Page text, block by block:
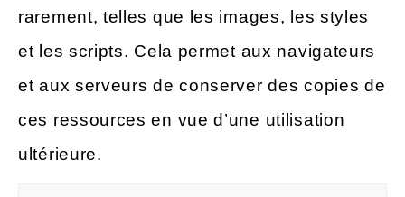
rarement, telles que les images, les styles
et les scripts. Cela permet aux navigateurs
et aux serveurs de conserver des copies de
ces ressources en vue d’une utilisation
ultérieure.